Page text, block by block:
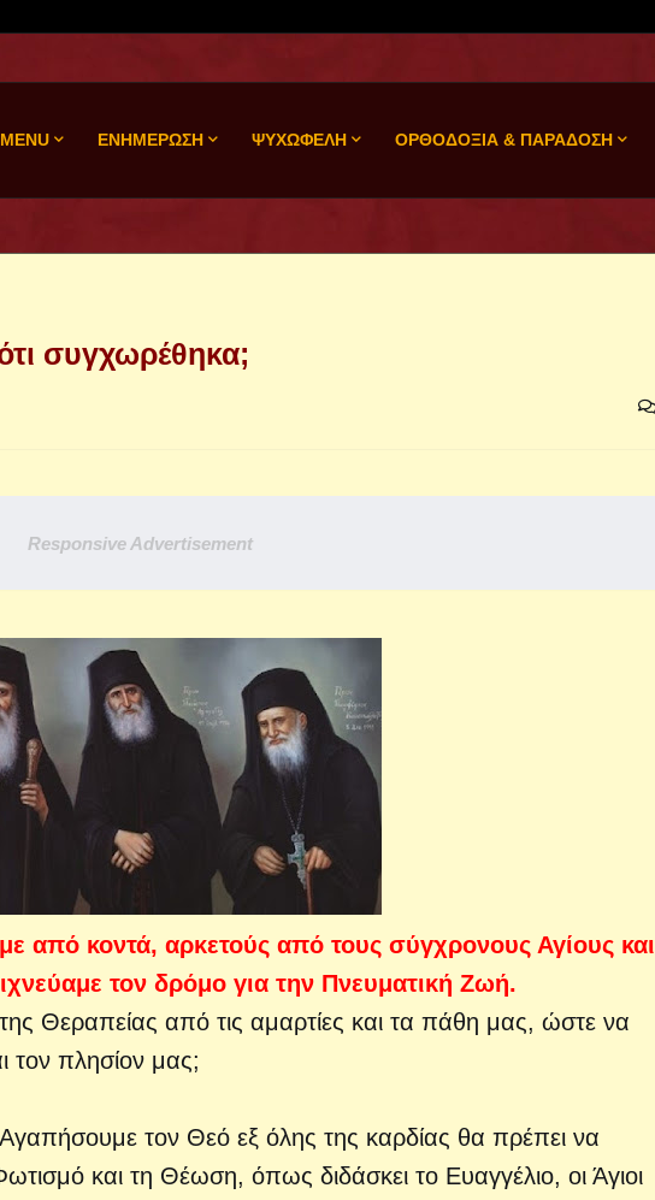
ΕΝΗΜΕΡΩΣΗ ΨΥΧΩΦΕΛΗ ΟΡΘΟΔΟΞΙΑ & ΠΑΡΑΔΟΣΗ
συγχωρέθηκα;
Responsive Advertisement
από κοντά, αρκετούς από τους σύγχρονους Αγίους και
τον δρόμο για την Πνευματική Ζωή.
της Θεραπείας από τις αμαρτίες και τα πάθη μας, ώστε να
τον πλησίον μας;
τον Θεό εξ όλης της καρδίας θα πρέπει να
και τη Θέωση, όπως διδάσκει το Ευαγγέλιο, οι Άγιοι